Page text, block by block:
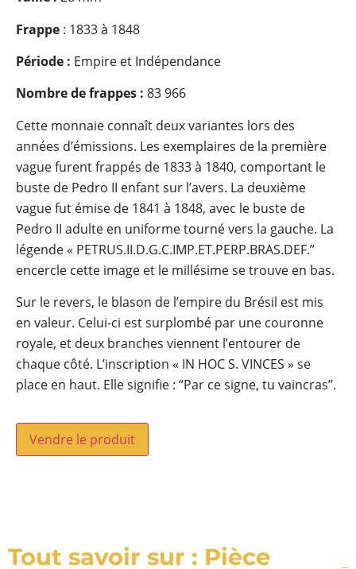
Frappe : 1833 à 1848
Période : Empire et Indépendance
Nombre de frappes : 83 966
Cette monnaie connaît deux variantes lors des
années d’émissions. Les exemplaires de la première
vague furent frappés de 1833 à 1840, comportant le
buste de Pedro II enfant sur l’avers. La deuxième
vague fut émise de 1841 à 1848, avec le buste de
Pedro II adulte en uniforme tourné vers la gauche. La
légende « PETRUS.II.D.G.C.IMP.ET.PERP.BRAS.DEF.”
encercle cette image et le millésime se trouve en bas.
Sur le revers, le blason de l’empire du Brésil est mis
en valeur. Celui-ci est surplombé par une couronne
royale, et deux branches viennent l’entourer de
chaque côté. L’inscription « IN HOC S. VINCES » se
place en haut. Elle signifie : “Par ce signe, tu vaincras”.
Vendre le produit
Tout savoir sur : Pièce